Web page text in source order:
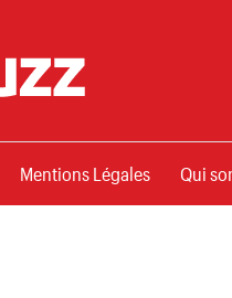
Mentions Légales Qui